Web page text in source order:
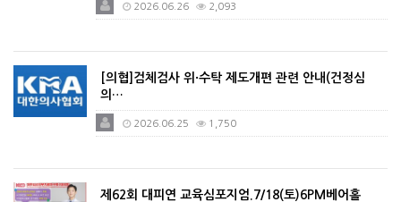
2026.06.26 2,093
[의협]검체검사 위·수탁 제도개편 관련 안내(건정심
의…
2026.06.25 1,750
제62회 대피연 교육심포지엄.7/18(토)6PM베어홀